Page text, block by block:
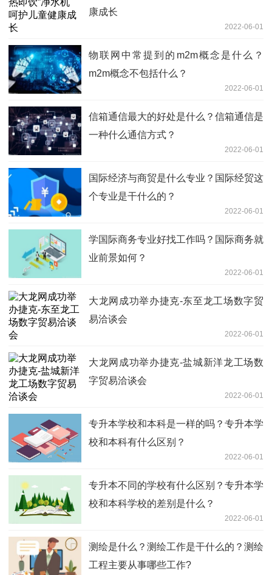
康成长
2022-06-01
物联网中常提到的m2m概念是什么？
m2m概念不包括什么？
2022-06-01
信箱通信最大的好处是什么？信箱通信是
一种什么通信方式？
2022-06-01
国际经济与商贸是什么专业？国际经贸这
个专业是干什么的？
2022-06-01
学国际商务专业好找工作吗？国际商务就
业前景如何？
2022-06-01
大龙网成功举办捷克-东至龙工场数字贸
易洽谈会
2022-06-01
大龙网成功举办捷克-盐城新洋龙工场数
字贸易洽谈会
2022-06-01
专升本学校和本科是一样的吗？专升本学
校和本科有什么区别？
2022-06-01
专升本不同的学校有什么区别？专升本学
校和本科学校的差别是什么？
2022-06-01
测绘是什么？测绘工作是干什么的？测绘
工程主要从事哪些工作?